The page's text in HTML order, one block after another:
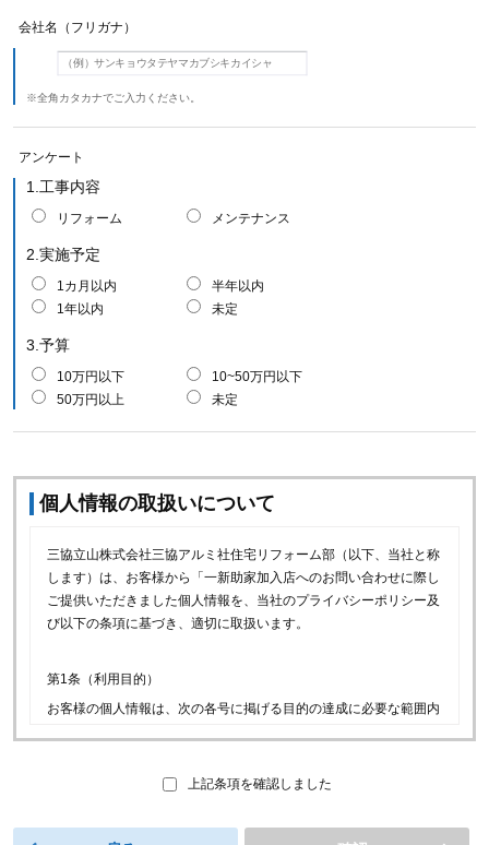
会社名（フリガナ）
※全角カタカナでご入力ください。
アンケート
1.工事内容
リフォーム メンテナンス
2.実施予定
1カ月以内
半年以内
1年以内
未定
3.予算
10万円以下
10~50万円以下
50万円以上
未定
個人情報の取扱いについて
三協立山株式会社三協アルミ社住宅リフォーム部（以下、当社と称
します）は、お客様から「一新助家加入店へのお問い合わせに際し
ご提供いただきました個人情報を、当社のプライバシーポリシー及
び以下の条項に基づき、適切に取扱います。
第1条（利用目的）
お客様の個人情報は、次の各号に掲げる目的の達成に必要な範囲内
し、お客様に喜ばれるサービスをご提供するため。
上記条項を確認しました